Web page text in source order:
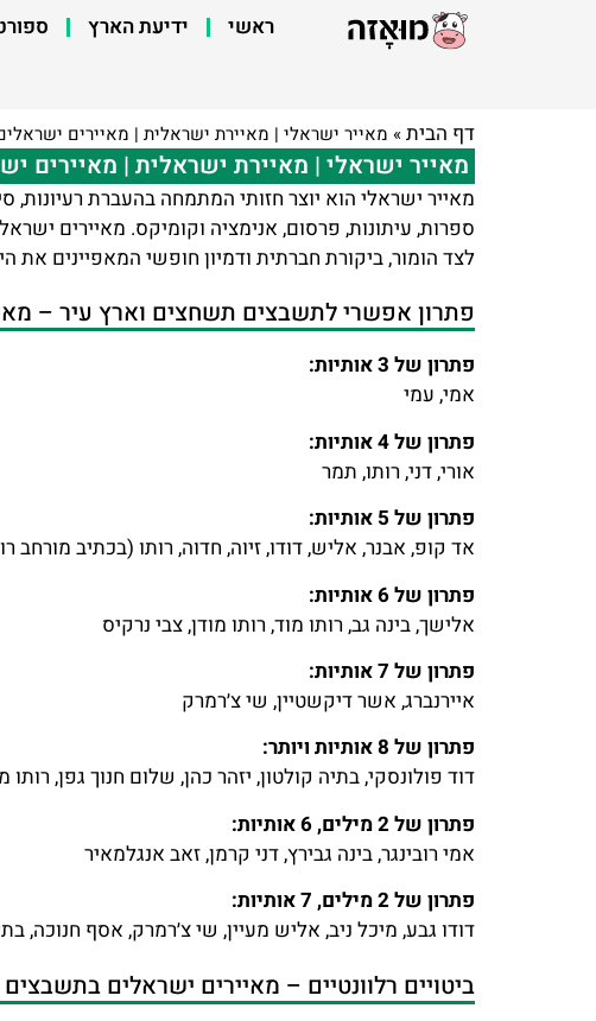
ראשי ידיעת הארץ
דף הבית» מאייר ישראלי | מאיירת ישראלית | מאיירים
מאייר ישראלי | מאיירת ישראלית | מאיירים
מאייר ישראלי הוא יוצר חזותי המתמחה בהעברת רעיונות,
ספרות, עיתונות, פרסום, אנימציה וקומיקס. מאיירים
לצד הומור, ביקורת חברתית ודמיון חופשי המאפיינים את
פתרון אפשרי לתשבצים תשחצים וארץ עיר –
פתרון של 3 אותיות:
אמי, עמי
פתרון של 4 אותיות:
אורי, דני, רותו, תמר
פתרון של 5 אותיות:
אד קופ, אבנר, אליש, דודו, זיוה, חדוה, רותו (בכתיב מורחב
פתרון של 6 אותיות:
אלישך, בינה גב, רותו מוד, רותו מודן, צבי נרקיס
פתרון של 7 אותיות:
איירנברג, אשר דיקשטיין, שי צ׳רמרק
פתרון של 8 אותיות ויותר:
דוד פולונסקי, בתיה קולטון, יזהר כהן, שלום חנוך גפן, רותו
פתרון של 2 מילים, 6 אותיות:
אמי רובינגר, בינה גבירץ, דני קרמן, זאב אנגלמאיר
פתרון של 2 מילים, 7 אותיות:
דודו גבע, מיכל ניב, אליש מעיין, שי צ׳רמרק, אסף חנוכה,
ביטויים רלוונטיים – מאיירים ישראלים